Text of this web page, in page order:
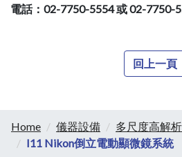
電話：02-7750-5554 或 02-7750-
回上一頁
Home 儀器設備
多尺度高解
I11 Nikon倒立電動顯微鏡系統